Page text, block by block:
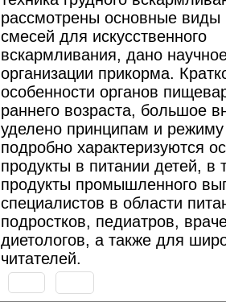
рассмотрены основные
смесей для искусственного
вскармливания, дано
организации прикорма.
особенности органов
раннего возраста, большое
уделено принципам и
подробно характеризуются
продукты в питании детей, в
продукты промышленного
специалистов в области
подростков, педиатров,
диетологов, а также для
читателей.